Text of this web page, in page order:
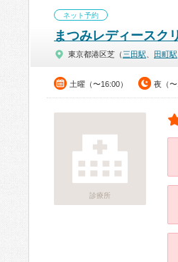
ネット予約
まつみレディースク
東京都港区芝（ 三田駅 田町駅
土曜（〜16:00） 夜（〜
診療所